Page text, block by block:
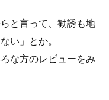
と言って、勧誘も地
い」とか。
な方のレビューをみ